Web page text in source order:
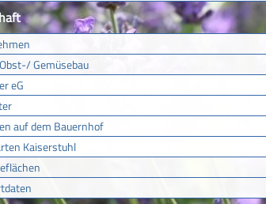
Gemüsebau
eG
auf dem Bauernhof
Kaiserstuhl